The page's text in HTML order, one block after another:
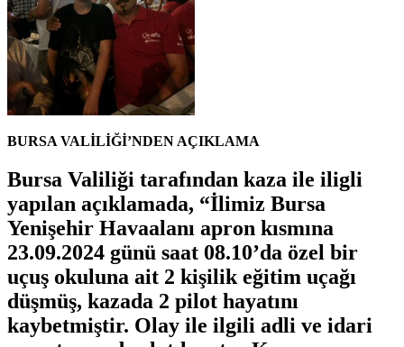
BURSA VALİLİĞİ’NDEN AÇIKLAMA
Bursa Valiliği tarafından kaza ile iligli
yapılan açıklamada, “İlimiz Bursa
Yenişehir Havaalanı apron kısmına
23.09.2024 günü saat 08.10’da özel bir
uçuş okuluna ait 2 kişilik eğitim uçağı
düşmüş, kazada 2 pilot hayatını
kaybetmiştir. Olay ile ilgili adli ve idari